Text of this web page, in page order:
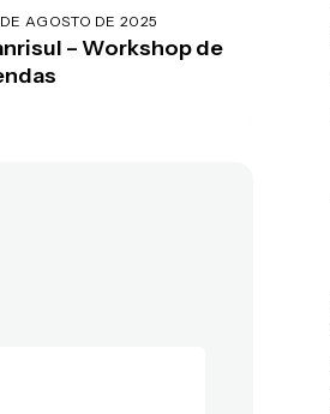
AGOSTO DE 2025
– Workshop de